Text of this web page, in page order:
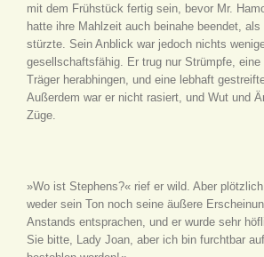
mit dem Frühstück fertig sein, bevor Mr.
hatte ihre Mahlzeit auch beinahe beendet,
stürzte. Sein Anblick war jedoch nichts
gesellschaftsfähig. Er trug nur Strümpfe,
Träger herabhingen, und eine lebhaft
Außerdem war er nicht rasiert, und Wut und
Züge.
»Wo ist Stephens?« rief er wild. Aber
weder sein Ton noch seine äußere
Anstands entsprachen, und er wurde sehr
Sie bitte, Lady Joan, aber ich bin furchtbar